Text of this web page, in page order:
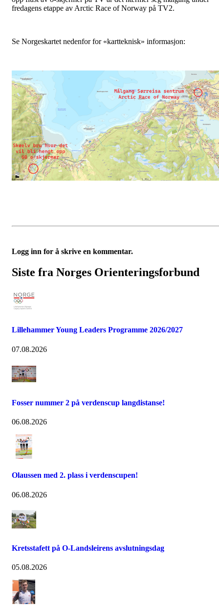
fredagens etappe av Arctic Race of Norway på TV2.
Se Norgeskartet nedenfor for «kartteknisk» informasjon:
Logg inn for å skrive en kommentar.
Siste fra Norges Orienteringsforbund
Lillehammer Young Leaders Programme 2026/2027
07.08.2026
Fosser nummer 2 på verdenscup langdistanse!
06.08.2026
Olaussen med 2. plass i verdenscupen!
06.08.2026
Kretsstafett på O-Landsleirens avslutningsdag
05.08.2026